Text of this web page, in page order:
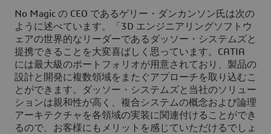
No Magic の CEO であるゲリー・ダンカンソン氏は次の
ように述べています。「3D エンジニアリングソフトウ
ェアの世界的なリーダーであるダッソー・システムズと
提携できることを大変喜ばしく思っています。CATIA
には最大級のポートフォリオが用意されており、製品の
設計と開発に複数領域をまたぐアプローチを取り込むこ
とができます。ダッソー・システムズと当社のソリュー
ションは親和性が高く、複合システムの概念および論理
アーキテクチャを各領域の実装に関連付けることができ
るので、お客様にもメリットを感じていただけるでしょ